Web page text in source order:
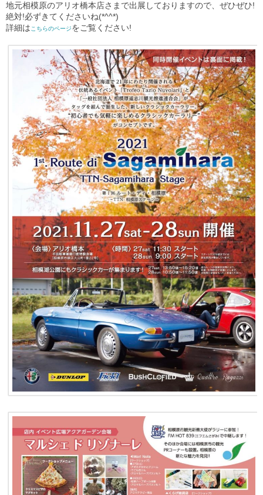
地元相模原のアリオ橋本店さまで出展しておりますので、ぜひぜひ!
絶対!必ずきてくださいね(*^^*)
詳細はこちらのページをご覧ください!